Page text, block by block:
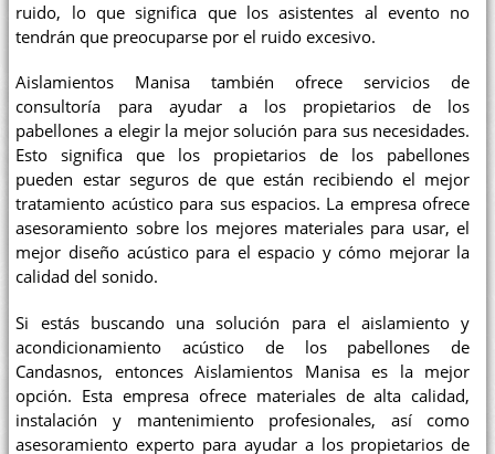
ruido, lo que significa que los asistentes al evento no
tendrán que preocuparse por el ruido excesivo.
Aislamientos Manisa también ofrece servicios de
consultoría para ayudar a los propietarios de los
pabellones a elegir la mejor solución para sus necesidades.
Esto significa que los propietarios de los pabellones
pueden estar seguros de que están recibiendo el mejor
tratamiento acústico para sus espacios. La empresa ofrece
asesoramiento sobre los mejores materiales para usar, el
mejor diseño acústico para el espacio y cómo mejorar la
calidad del sonido.
Si estás buscando una solución para el aislamiento y
acondicionamiento acústico de los pabellones de
Candasnos, entonces Aislamientos Manisa es la mejor
opción. Esta empresa ofrece materiales de alta calidad,
instalación y mantenimiento profesionales, así como
asesoramiento experto para ayudar a los propietarios de